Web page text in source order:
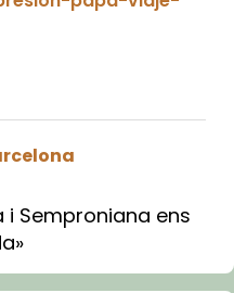
i Semproniana ens
de Tortosa, ha